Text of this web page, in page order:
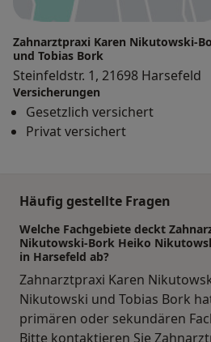
Zahnarztpraxi Karen Nikutowski-
und Tobias Bork
Steinfeldstr. 1, 21698 Harsefeld
Versicherungen
Gesetzlich versichert
Privat versichert
Häufig gestellte Fragen
Welche Fachgebiete deckt
Nikutowski-Bork Heiko
in Harsefeld ab?
Zahnarztpraxi Karen
Nikutowski und Tobias Bork
primären oder sekundären
Bitte kontaktieren Sie